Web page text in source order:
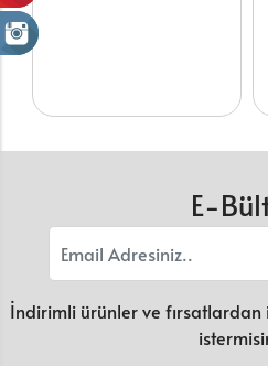
E-
İndirimli ürünler ve